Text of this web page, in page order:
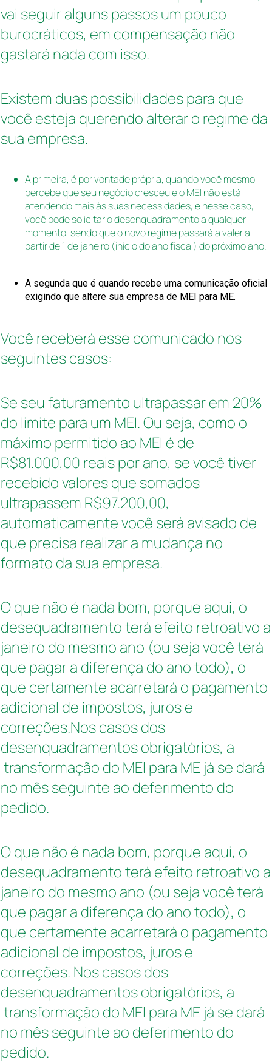
vai seguir alguns passos um pouco
burocráticos, em compensação não
gastará nada com isso.
Existem duas possibilidades para que
você esteja querendo alterar o regime da
sua empresa.
A primeira, é por vontade própria, quando você mesmo
percebe que seu negócio cresceu e o MEI não está
atendendo mais às suas necessidades, e nesse caso,
você pode solicitar o desenquadramento a qualquer
momento, sendo que o novo regime passará a valer a
partir de 1 de janeiro (início do ano fiscal) do próximo ano.
A segunda que é quando recebe uma comunicação oficial
exigindo que altere sua empresa de MEI para ME.
Você receberá esse comunicado nos
seguintes casos:
Se seu faturamento ultrapassar em 20%
do limite para um MEI. Ou seja, como o
máximo permitido ao MEI é de
R$81.000,00 reais por ano, se você tiver
recebido valores que somados
ultrapassem R$97.200,00,
automaticamente você será avisado de
que precisa realizar a mudança no
formato da sua empresa.
O que não é nada bom, porque aqui, o
desequadramento terá efeito retroativo a
janeiro do mesmo ano (ou seja você terá
que pagar a diferença do ano todo), o
que certamente acarretará o pagamento
adicional de impostos, juros e
correções.Nos casos dos
desenquadramentos obrigatórios, a
transformação do MEI para ME já se dará
no mês seguinte ao deferimento do
pedido.
O que não é nada bom, porque aqui, o
desequadramento terá efeito retroativo a
janeiro do mesmo ano (ou seja você terá
que pagar a diferença do ano todo), o
que certamente acarretará o pagamento
adicional de impostos, juros e
correções. Nos casos dos
desenquadramentos obrigatórios, a
transformação do MEI para ME já se dará
no mês seguinte ao deferimento do
pedido.